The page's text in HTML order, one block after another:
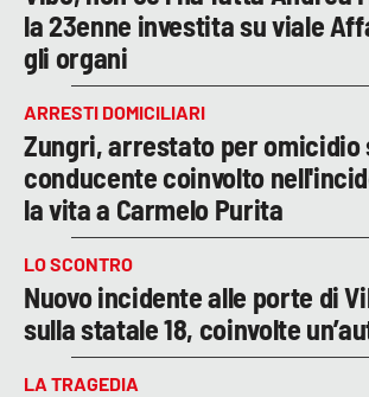
la 23enne investita su viale
gli organi
ARRESTI DOMICILIARI
Zungri, arrestato per omicidio
conducente coinvolto
la vita a Carmelo Purita
LO SCONTRO
Nuovo incidente alle porte di
sulla statale 18, coinvolte
LA TRAGEDIA